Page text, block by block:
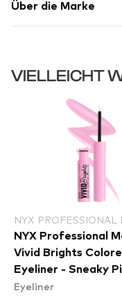
Über die Marke
VIELLEICHT
NYX PROFESSIONAL
NYX Professional
Vivid Brights
Eyeliner - Sneaky
(VBLL09)
Eyeliner